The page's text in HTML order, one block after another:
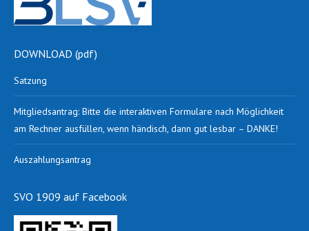
DOWNLOAD (pdf)
Satzung
Mitgliedsantrag: Bitte die interaktiven Formulare nach Möglichkeit
am Rechner ausfüllen, wenn händisch, dann gut lesbar – DANKE!
Auszahlungsantrag
SVO 1909 auf Facebook